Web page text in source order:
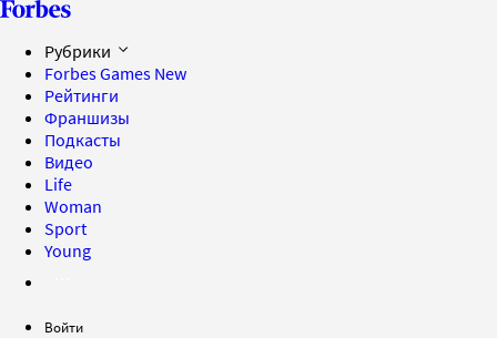
Рубрики
Forbes Games New
Рейтинги
Франшизы
Подкасты
Видео
Life
Woman
Sport
Young
Войти